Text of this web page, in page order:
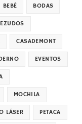
de
BEBÉ BODAS
CASADEMONT
EVENTOS
MOCHILA
LÁSER PETACA